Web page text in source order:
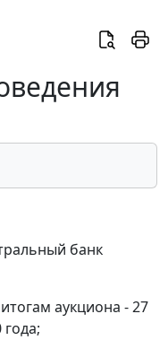
банк
аукциона - 27